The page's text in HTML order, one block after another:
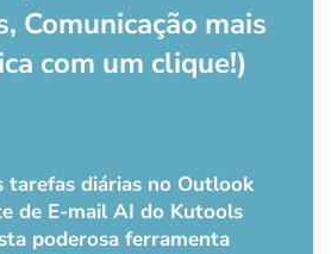
Comunicação mais
com um clique!)
tarefas diárias no Outlook
de E-mail AI do Kutools
poderosa ferramenta